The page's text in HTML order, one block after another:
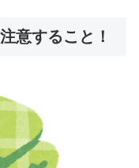
意すること！